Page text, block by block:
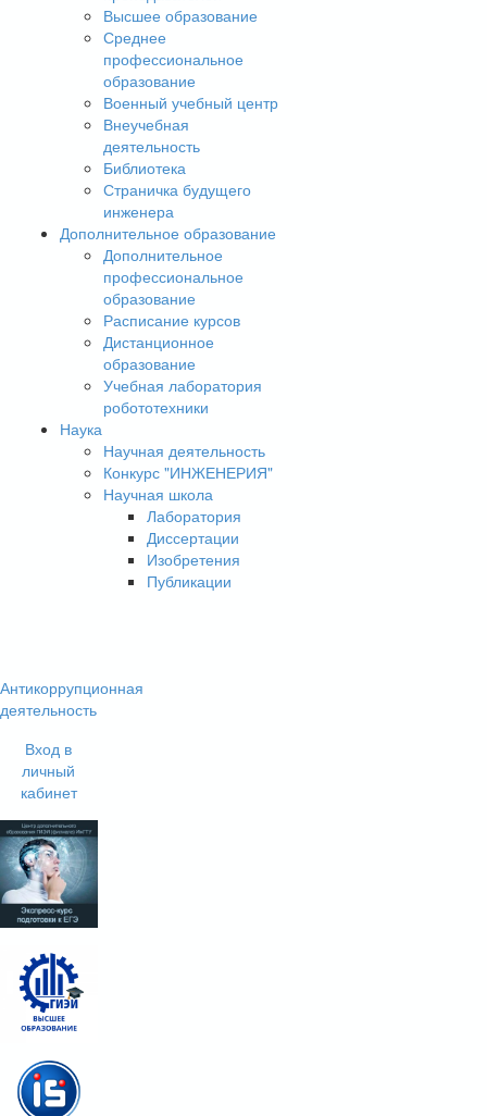
Высшее образование
Среднее
профессиональное
образование
Военный учебный центр
Внеучебная
деятельность
Библиотека
Страничка будущего
инженера
Дополнительное образование
Дополнительное
профессиональное
образование
Расписание курсов
Дистанционное
образование
Учебная лаборатория
робототехники
Наука
Научная деятельность
Конкурс "ИНЖЕНЕРИЯ"
Научная школа
Лаборатория
Диссертации
Изобретения
Публикации
Антикоррупционная
деятельность
Вход в
личный
кабинет